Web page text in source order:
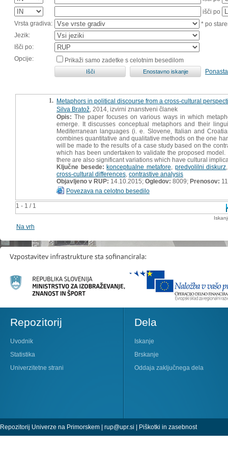
išči po
Vrsta gradiva:
* po
Jezik:
Išči po:
Opcije:
Prikaži samo zadetke s celotnim besedilom
1 - 1 / 1
1. Metaphors in political discourse from a cross-cultural
Silva Bratož , 2014, izvirni znanstveni članek
Opis: The paper focuses on various ways in which
emerge. It discusses conceptual metaphors and their
Mediterranean languages (i. e. Slovene, Italian and
combines quantitative and qualitative methods on the one
will be made to the results of a case study based on the
which has been undertaken to validate the proposed
there are also significant variations which have cultural
Ključne besede: konceptualne metafore predvolilni diskurz
cross-cultural differences contrastive analysis
Objavljeno v RUP: 14.10.2015; Ogledov: 8009; Prenosov:
Povezava na celotno besedilo
Na vrh
Repozitorij
Uvodnik
Statistika
Univerzitetne strani
Dela
Iskanje
Brskanje
Oddaja zaključnega dela
Repozitorij Univerze na Primorskem | rup@upr.si | Piškotki in zasebnost